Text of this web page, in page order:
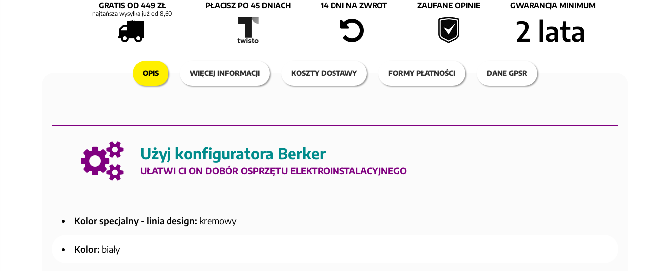
GRATIS OD 449 ZŁ
najtańsza wysyłka już od 8,60
zł
PŁACISZ PO 45 DNIACH 14 DNI NA ZWROT ZAUFANE OPINIE GWARANCJA MINIMUM
2 lata
OPIS WIĘCEJ INFORMACJI KOSZTY DOSTAWY FORMY PŁATNOŚCI DANE GPSR
Użyj konfiguratora Berker
UŁATWI CI ON DOBÓR OSPRZĘTU ELEKTROINSTALACYJNEGO
Kolor specjalny - linia design: kremowy
Kolor: biały